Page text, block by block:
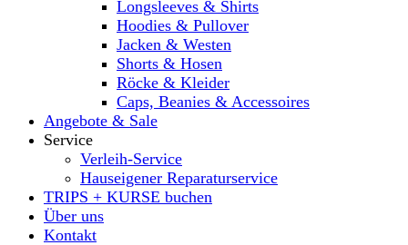
Longsleeves & Shirts
Hoodies & Pullover
Jacken & Westen
Shorts & Hosen
Röcke & Kleider
Caps, Beanies & Accessoires
Angebote & Sale
Service
Verleih-Service
Hauseigener Reparaturservice
TRIPS + KURSE buchen
Über uns
Kontakt